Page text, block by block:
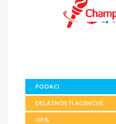
PODACI
DELATNOSTI AGENCIJE
OPIS